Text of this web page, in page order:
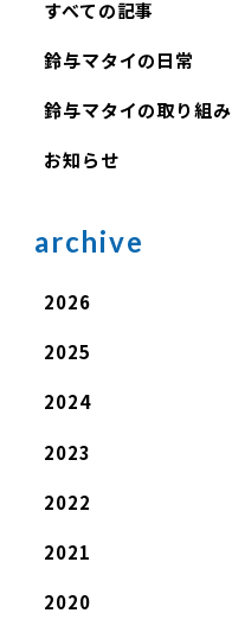
すべての記事
鈴与マタイの日常
鈴与マタイの取り組み
お知らせ
archive
2026
2025
2024
2023
2022
2021
2020